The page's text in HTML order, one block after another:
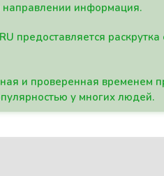
информация.
предоставляется
и проверенная временем
у многих людей.